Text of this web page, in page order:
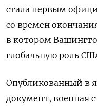
стала первым
со времен
в котором
глобальную роль
Опубликованный в
документ, военная